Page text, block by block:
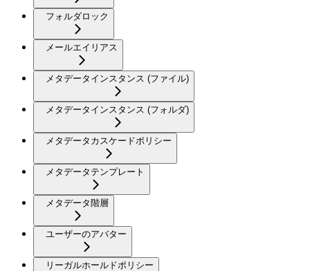
フォルダロック
メールエイリアス
メタデータインスタンス (ファイル)
メタデータインスタンス (フォルダ)
メタデータカスケードポリシー
メタデータテンプレート
メタデータ階層
ユーザーのアバター
リーガルホールドポリシー